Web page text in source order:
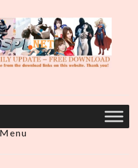
Menu